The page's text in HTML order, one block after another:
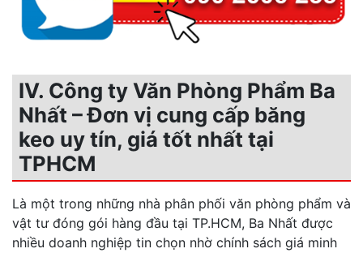
IV. Công ty Văn Phòng Phẩm Ba
Nhất – Đơn vị cung cấp băng
keo uy tín, giá tốt nhất tại
TPHCM
Là một trong những nhà phân phối văn phòng phẩm và
vật tư đóng gói hàng đầu tại TP.HCM, Ba Nhất được
nhiều doanh nghiệp tin chọn nhờ chính sách giá minh